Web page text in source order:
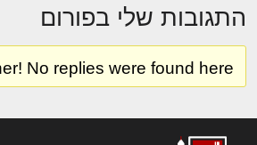
התגובות שלי בפורום
No replies were found here.